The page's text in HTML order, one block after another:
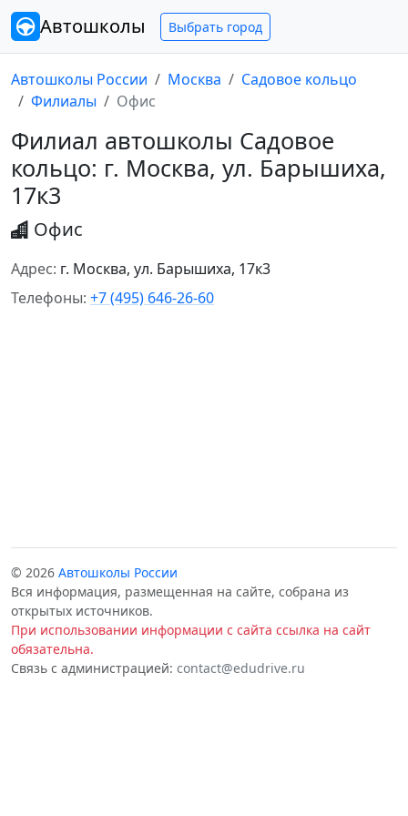
Автошколы Выбрать город
Автошколы России Москва
Садовое кольцо
Филиалы
Офис
Филиал автошколы Садовое
кольцо: г. Москва, ул. Барышиха,
17к3
Офис
Адрес: г. Москва, ул. Барышиха, 17к3
Телефоны: +7 (495) 646-26-60
© 2026 Автошколы России
Вся информация, размещенная на сайте, собрана из
открытых источников.
При использовании информации с сайта ссылка на сайт
обязательна.
Связь с администрацией: contact@edudrive.ru